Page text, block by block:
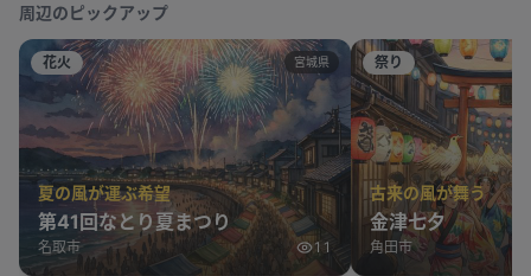
周辺のピックアップ
花火 宮城県
夏の風が運ぶ希望
第41回なとり夏まつり
名取市 11
祭り
古来の風が舞う
金津七夕
角田市